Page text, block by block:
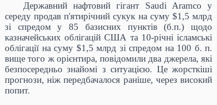
Державний нафтовий гігант Saudi Aramco у
середу продав п'ятирічний сукук на суму $1,5 млрд
зі спредом у 85 базисних пунктів (б.п.) щодо
казначейських облігацій США та 10-річні ісламські
облігації на суму $1,5 млрд зі спредом на 100 б. п.
вище того ж орієнтира, повідомили два джерела, які
безпосередньо знайомі з ситуацією. Це жорсткіші
прогнози, ніж передбачалося раніше, через високий
попит.